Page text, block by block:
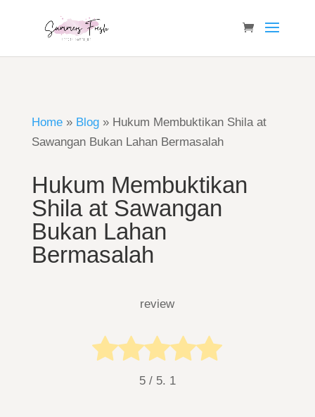
Home» Blog» Hukum Membuktikan Shila at
Sawangan Bukan Lahan Bermasalah
Hukum Membuktikan
Shila at Sawangan
Bukan Lahan
Bermasalah
review
5/ 5. 1